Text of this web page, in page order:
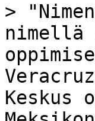
>
nimellä
Keskus